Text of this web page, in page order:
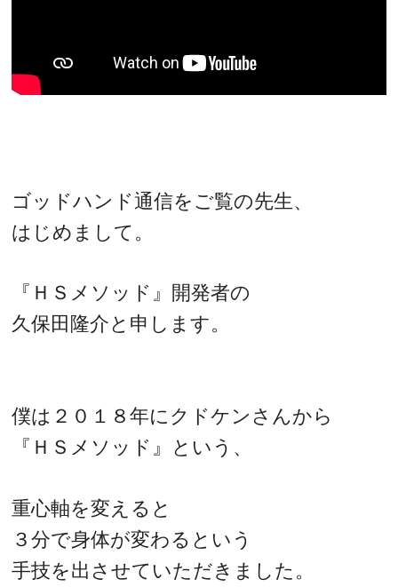
ゴッドハンド通信をご覧の先生、
はじめまして。
『ＨＳメソッド』開発者の
久保田隆介と申します。
僕は２０１８年にクドケンさんから
『ＨＳメソッド』という、
重心軸を変えると
３分で身体が変わるという
手技を出させていただきました。